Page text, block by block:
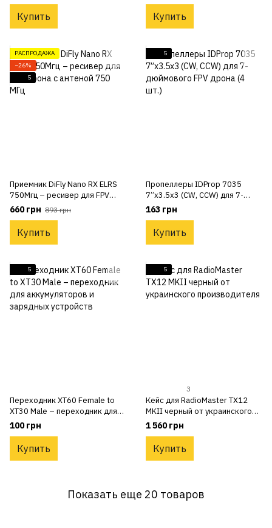
Купить Купить
РАСПРОДАЖА
−26%
5
Приемник DiFly Nano RX ELRS
750Мгц – ресивер для FPV
дрона с антеной 750 МГц
660 грн 893 грн
Купить
5
Пропеллеры IDProp 7035
7”x3.5x3 (CW, CCW) для 7-
дюймового FPV дрона (4 шт.)
163 грн
Купить
5
Переходник XT60 Female to
XT30 Male – переходник для
аккумуляторов и зарядных
устройств
100 грн
Купить
5
3
Кейс для RadioMaster TX12
MKII черный от украинского
производителя
1 560 грн
Купить
Показать еще 20 товаров